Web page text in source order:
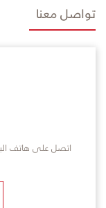
تواصل معنا